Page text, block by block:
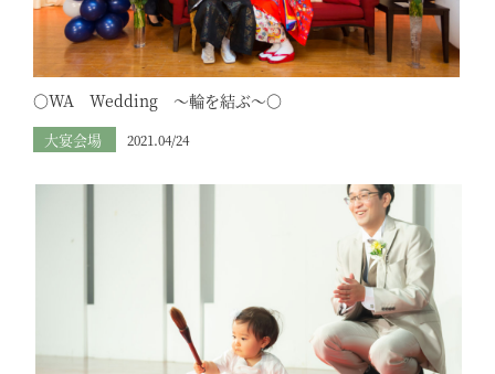
〇WA Wedding ～輪を結ぶ～〇
大宴会場 2021.04/24